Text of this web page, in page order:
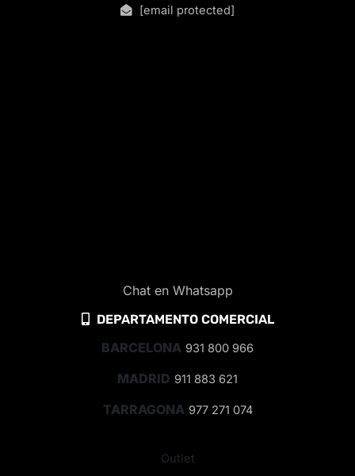
[email protected]
Chat en Whatsapp
DEPARTAMENTO COMERCIAL
BARCELONA 931 800 966
MADRID 911 883 621
TARRAGONA 977 271 074
Outlet